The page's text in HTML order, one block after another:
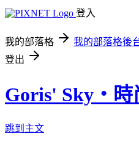
登入
我的部落格 我的部落格後
登出
Goris' Sky‧時
跳到主文